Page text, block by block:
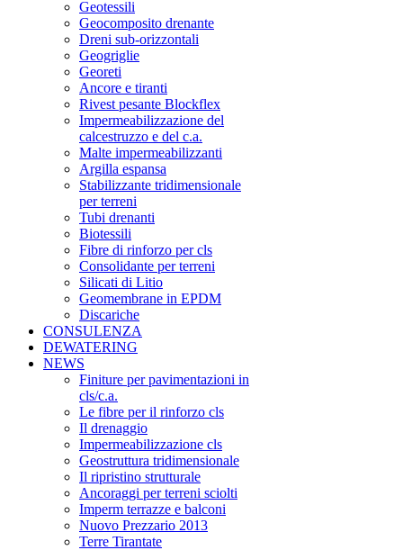
Geotessili
Geocomposito drenante
Dreni sub-orizzontali
Geogriglie
Georeti
Ancore e tiranti
Rivest pesante Blockflex
Impermeabilizzazione del
calcestruzzo e del c.a.
Malte impermeabilizzanti
Argilla espansa
Stabilizzante tridimensionale
per terreni
Tubi drenanti
Biotessili
Fibre di rinforzo per cls
Consolidante per terreni
Silicati di Litio
Geomembrane in EPDM
Discariche
CONSULENZA
DEWATERING
NEWS
Finiture per pavimentazioni in
cls/c.a.
Le fibre per il rinforzo cls
Il drenaggio
Impermeabilizzazione cls
Geostruttura tridimensionale
Il ripristino strutturale
Ancoraggi per terreni sciolti
Imperm terrazze e balconi
Nuovo Prezzario 2013
Terre Tirantate